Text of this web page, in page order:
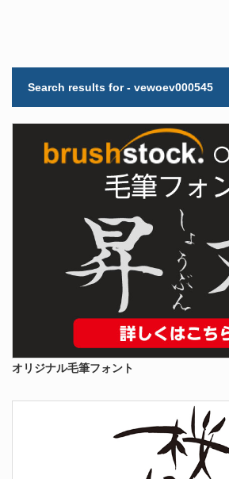
Search results for - vewoev000545
オリジナル毛筆フォント